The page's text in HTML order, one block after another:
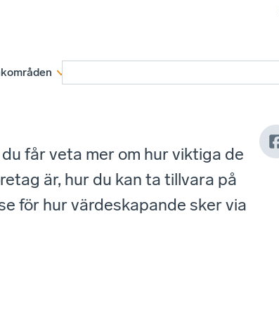
får veta mer om hur viktiga de
är, hur du kan ta tillvara på
för hur värdeskapande sker via